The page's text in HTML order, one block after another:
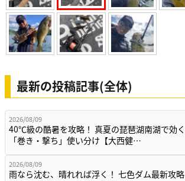
最新の投稿記事(全体)
2026/08/09
40℃級の酷暑を攻略！ 真夏の琵琶湖南湖で効く
「巻き・撃ち」使い分け【大西健…
2026/08/09
雨なら沈む、晴れれば浮く！ 七色ダム最新攻略